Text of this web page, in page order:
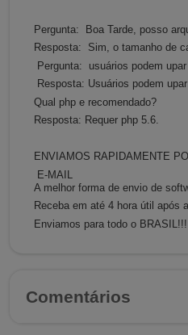
Pergunta:
Boa Tarde, posso
Resposta: Sim, o tamanho de
Pergunta: usuários podem
Resposta: Usuários podem
Qual php e recomendado?
Resposta: Requer php 5.6.
ENVIAMOS RAPIDAMENTE
E-MAIL
A melhor forma de envio de
Receba em até 4 hora útil após
Enviamos para todo o BRASIL!!!
Comentários